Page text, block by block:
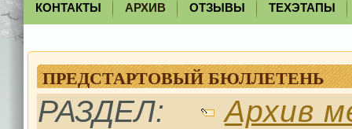
КОНТАКТЫ АРХИВ ОТЗЫВЫ ТЕХЭТАПЫ
ПРЕДСТАРТОВЫЙ БЮЛЛЕТЕНЬ
РАЗДЕЛ: Архив